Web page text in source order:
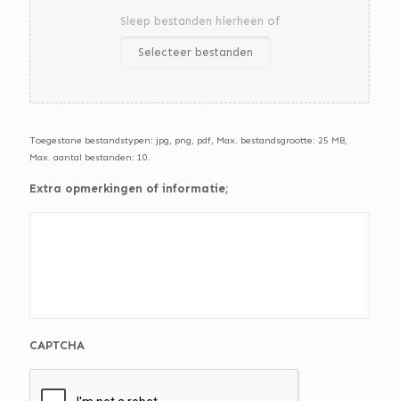
Sleep bestanden hierheen of
Selecteer bestanden
Toegestane bestandstypen: jpg, png, pdf, Max. bestandsgrootte: 25 MB,
Max. aantal bestanden: 10.
Extra opmerkingen of informatie;
CAPTCHA